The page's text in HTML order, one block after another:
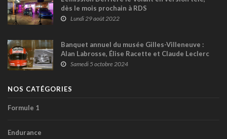
dès le mois prochain à RDS
Lundi 29 août 2022
Banquet annuel du musée Gilles-Villeneuve :
Alan Labrosse, Élise Racette et Claude Leclerc
en vedette de l'édition 2024
Samedi 5 octobre 2024
NOS CATÉGORIES
Formule 1
Endurance